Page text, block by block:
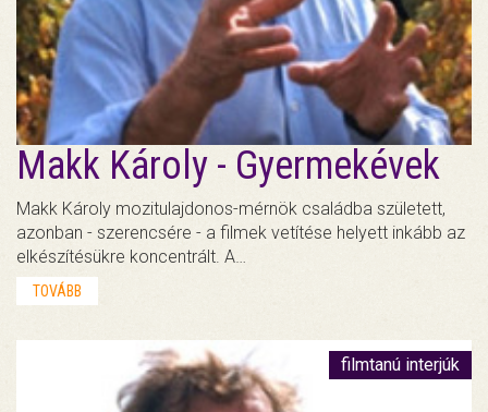
Makk Károly - Gyermekévek
Makk Károly mozitulajdonos-mérnök családba született,
azonban - szerencsére - a filmek vetítése helyett inkább az
elkészítésükre koncentrált. A…
TOVÁBB
filmtanú interjúk